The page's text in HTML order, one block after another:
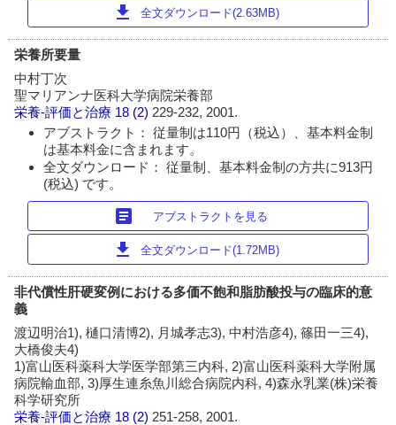
download 全文ダウンロード(2.63MB)
栄養所要量
中村丁次
聖マリアンナ医科大学病院栄養部
栄養-評価と治療 18 (2) 229-232, 2001.
アブストラクト： 従量制は110円（税込）、基本料金制
は基本料金に含まれます。
全文ダウンロード： 従量制、基本料金制の方共に913円
(税込) です。
article アブストラクトを見る
download 全文ダウンロード(1.72MB)
非代償性肝硬変例における多価不飽和脂肪酸投与の臨床的意
義
渡辺明治1), 樋口清博2), 月城孝志3), 中村浩彦4), 篠田一三4),
大橋俊夫4)
1)富山医科薬科大学医学部第三内科, 2)富山医科薬科大学附属
病院輸血部, 3)厚生連糸魚川総合病院内科, 4)森永乳業(株)栄養
科学研究所
栄養-評価と治療 18 (2) 251-258, 2001.